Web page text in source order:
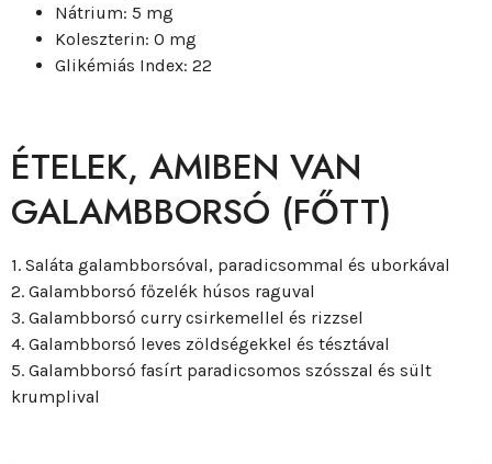
Nátrium: 5 mg
Koleszterin: 0 mg
Glikémiás Index: 22
ÉTELEK, AMIBEN VAN
GALAMBBORSÓ (FŐTT)
1. Saláta galambborsóval, paradicsommal és uborkával
2. Galambborsó főzelék húsos raguval
3. Galambborsó curry csirkemellel és rizzsel
4. Galambborsó leves zöldségekkel és tésztával
5. Galambborsó fasírt paradicsomos szósszal és sült
krumplival